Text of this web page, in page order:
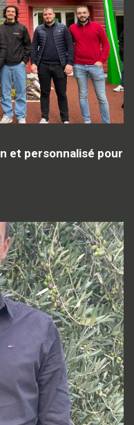
et personnalisé pour